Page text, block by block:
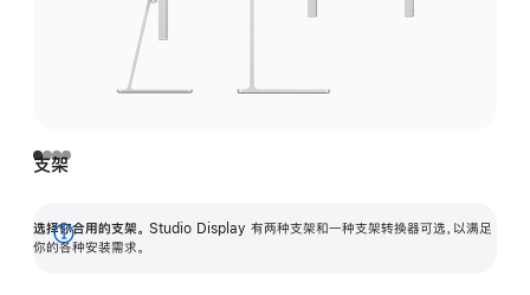
支架
选择你合用的支架。 Studio Display 有两种支架和一种支架转换器可选，以满足
你的各种安装需求。
展